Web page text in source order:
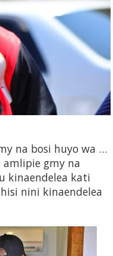
na bosi huyo wa …
gmy na
kinaendelea kati
nini kinaendelea